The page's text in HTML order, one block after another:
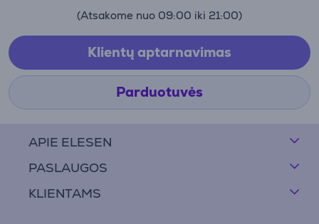
APIE ELESEN
PASLAUGOS
KLIENTAMS
(Atsakome nuo 09:00 iki 21:00)
Klientų aptarnavimas
Parduotuvės